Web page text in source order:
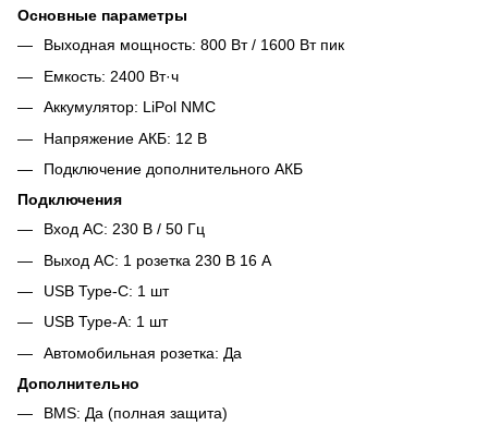
Основные параметры
Выходная мощность: 800 Вт / 1600 Вт пик
Емкость: 2400 Вт·ч
Аккумулятор: LiPol NMC
Напряжение АКБ: 12 В
Подключение дополнительного АКБ
Подключения
Вход AC: 230 В / 50 Гц
Выход AC: 1 розетка 230 В 16 А
USB Type-C: 1 шт
USB Type-A: 1 шт
Автомобильная розетка: Да
Дополнительно
BMS: Да (полная защита)